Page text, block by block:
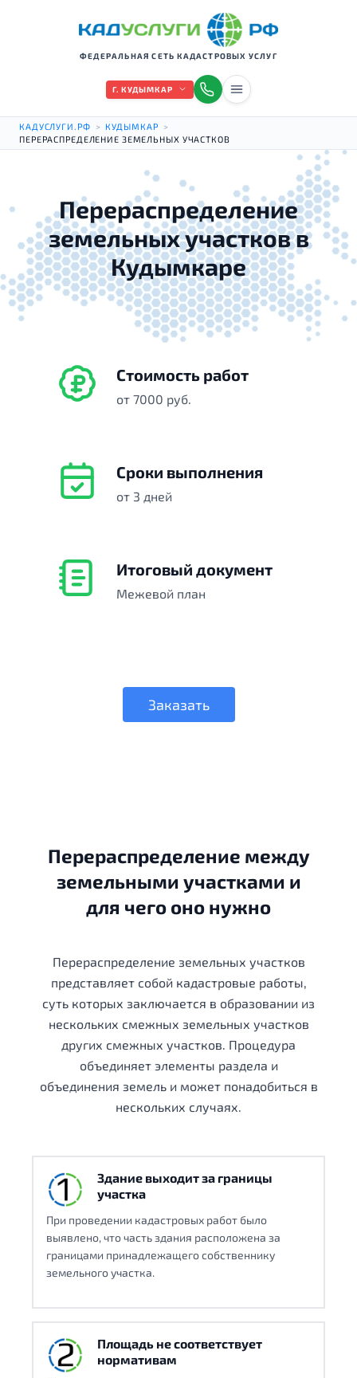
ФЕДЕРАЛЬНАЯ СЕТЬ КАДАСТРОВЫХ УСЛУГ
Г. КУДЫМКАР
КАДУСЛУГИ.РФ > КУДЫМКАР
>
ПЕРЕРАСПРЕДЕЛЕНИЕ ЗЕМЕЛЬНЫХ УЧАСТКОВ
Перераспределение
земельных участков в
Кудымкаре
Стоимость работ
от 7000 руб.
Сроки выполнения
от 3 дней
Итоговый документ
Межевой план
Заказать
Перераспределение между
земельными участками и
для чего оно нужно
Перераспределение земельных участков
представляет собой кадастровые работы,
суть которых заключается в образовании из
нескольких смежных земельных участков
других смежных участков. Процедура
объединяет элементы раздела и
объединения земель и может понадобиться в
нескольких случаях.
Здание выходит за границы
участка
При проведении кадастровых работ было
выявлено, что часть здания расположена за
границами принадлежащего собственнику
земельного участка.
Площадь не соответствует
нормативам